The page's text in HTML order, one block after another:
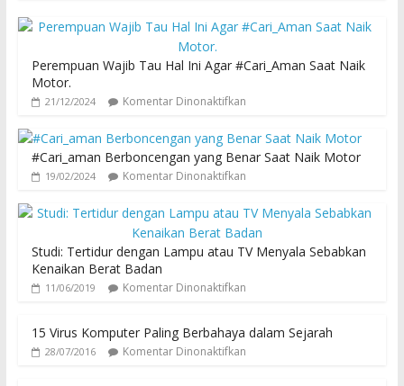
Perempuan Wajib Tau Hal Ini Agar #Cari_Aman Saat Naik
Motor.
21/12/2024 Komentar Dinonaktifkan
#Cari_aman Berboncengan yang Benar Saat Naik Motor
19/02/2024 Komentar Dinonaktifkan
Studi: Tertidur dengan Lampu atau TV Menyala Sebabkan
Kenaikan Berat Badan
11/06/2019 Komentar Dinonaktifkan
15 Virus Komputer Paling Berbahaya dalam Sejarah
28/07/2016 Komentar Dinonaktifkan